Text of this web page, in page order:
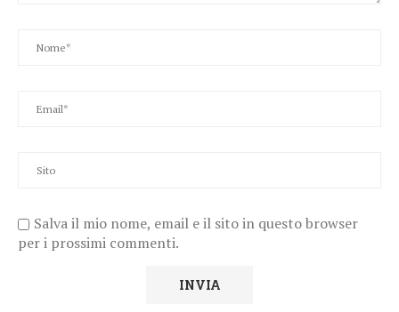
Salva il mio nome, email e il sito in questo browser
per i prossimi commenti.